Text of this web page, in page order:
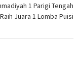
1 Parigi Tengah
Raih Juara 1 Lomba Puisi